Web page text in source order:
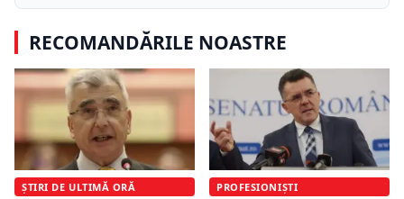
RECOMANDĂRILE NOASTRE
ȘTIRI DE ULTIMĂ ORĂ PROFESIONIȘTI